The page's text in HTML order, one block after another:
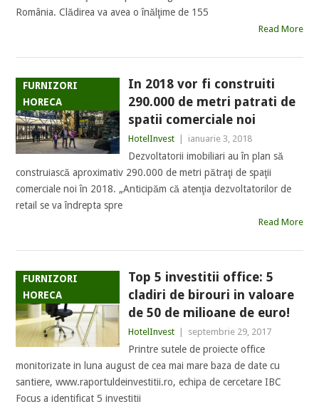
România. Clădirea va avea o înălţime de 155
Read More
FURNIZORI
HORECA
In 2018 vor fi construiti
290.000 de metri patrati de
spatii comerciale noi
HotelInvest ianuarie 3, 2018
Dezvoltatorii imobiliari au în plan să
construiască aproximativ 290.000 de metri pătraţi de spaţii
comerciale noi în 2018. „Anticipăm că atenţia dezvoltatorilor de
retail se va îndrepta spre
Read More
FURNIZORI
HORECA
Top 5 investitii office: 5
cladiri de birouri in valoare
de 50 de milioane de euro!
HotelInvest septembrie 29, 2017
Printre sutele de proiecte office
monitorizate in luna august de cea mai mare baza de date cu
santiere, www.raportuldeinvestitii.ro, echipa de cercetare IBC
Focus a identificat 5 investitii